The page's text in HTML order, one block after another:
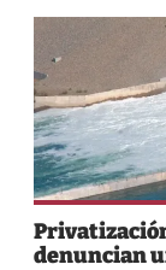
denuncian